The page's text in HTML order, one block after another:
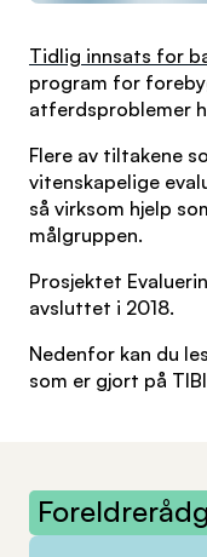
Tidlig innsats for
program for
atferdsproblemer
Flere av tiltakene
vitenskapelige
så virksom hjelp
målgruppen.
Prosjektet
avsluttet i 2018.
Nedenfor kan du
som er gjort på